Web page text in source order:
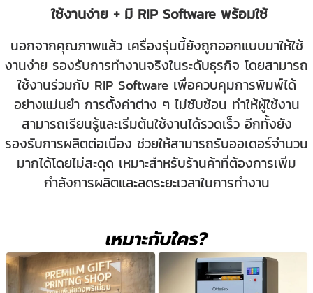
ใช้งานง่าย + มี RIP Software พร้อมใช้
นอกจากคุณภาพแล้ว เครื่องรุ่นนี้ยังถูกออกแบบมาให้ใช้
งานง่าย รองรับการทำงานจริงในระดับธุรกิจ โดยสามารถ
ใช้งานร่วมกับ RIP Software เพื่อควบคุมการพิมพ์ได้
อย่างแม่นยำ การตั้งค่าต่าง ๆ ไม่ซับซ้อน ทำให้ผู้ใช้งาน
สามารถเรียนรู้และเริ่มต้นใช้งานได้รวดเร็ว อีกทั้งยัง
รองรับการผลิตต่อเนื่อง ช่วยให้สามารถรับออเดอร์จำนวน
มากได้โดยไม่สะดุด เหมาะสำหรับร้านค้าที่ต้องการเพิ่ม
กำลังการผลิตและลดระยะเวลาในการทำงาน